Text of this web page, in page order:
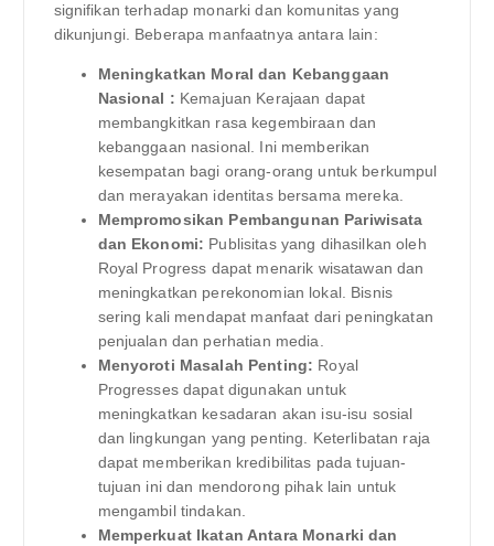
signifikan terhadap monarki dan komunitas yang
dikunjungi. Beberapa manfaatnya antara lain:
Meningkatkan Moral dan Kebanggaan
Nasional : Kemajuan Kerajaan dapat
membangkitkan rasa kegembiraan dan
kebanggaan nasional. Ini memberikan
kesempatan bagi orang-orang untuk berkumpul
dan merayakan identitas bersama mereka.
Mempromosikan Pembangunan Pariwisata
dan Ekonomi: Publisitas yang dihasilkan oleh
Royal Progress dapat menarik wisatawan dan
meningkatkan perekonomian lokal. Bisnis
sering kali mendapat manfaat dari peningkatan
penjualan dan perhatian media.
Menyoroti Masalah Penting: Royal
Progresses dapat digunakan untuk
meningkatkan kesadaran akan isu-isu sosial
dan lingkungan yang penting. Keterlibatan raja
dapat memberikan kredibilitas pada tujuan-
tujuan ini dan mendorong pihak lain untuk
mengambil tindakan.
Memperkuat Ikatan Antara Monarki dan